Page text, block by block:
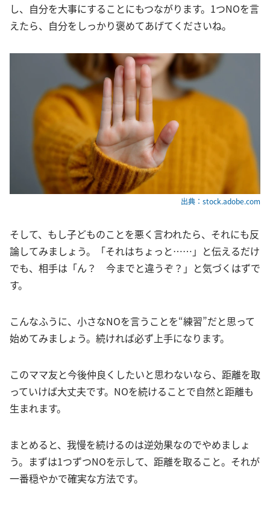
し、自分を大事にすることにもつながります。1つNOを言
えたら、自分をしっかり褒めてあげてくださいね。
出典：stock.adobe.com
そして、もし子どものことを悪く言われたら、それにも反
論してみましょう。「それはちょっと……」と伝えるだけ
でも、相手は「ん？ 今までと違うぞ？」と気づくはずで
す。
こんなふうに、小さなNOを言うことを“練習”だと思って
始めてみましょう。続ければ必ず上手になります。
このママ友と今後仲良くしたいと思わないなら、距離を取
っていけば大丈夫です。NOを続けることで自然と距離も
生まれます。
まとめると、我慢を続けるのは逆効果なのでやめましょ
う。まずは1つずつNOを示して、距離を取ること。それが
一番穏やかで確実な方法です。